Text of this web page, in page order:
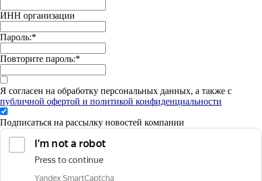
ИНН организации
Пароль:*
Повторите пароль:*
Я согласен на обработку персональных данных, а также с
публичной офертой и политикой конфиденциальности
Подписаться на рассылку новостей компании